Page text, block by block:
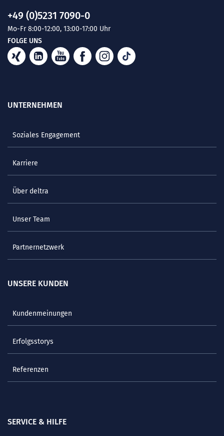
+49 (0)5231 7090-0
Mo-Fr 8:00-12:00, 13:00-17:00 Uhr
FOLGE UNS
UNTERNEHMEN
Soziales Engagement
Karriere
Über deltra
Unser Team
Partnernetzwerk
UNSERE KUNDEN
Kundenmeinungen
Erfolgsstorys
Referenzen
SERVICE & HILFE